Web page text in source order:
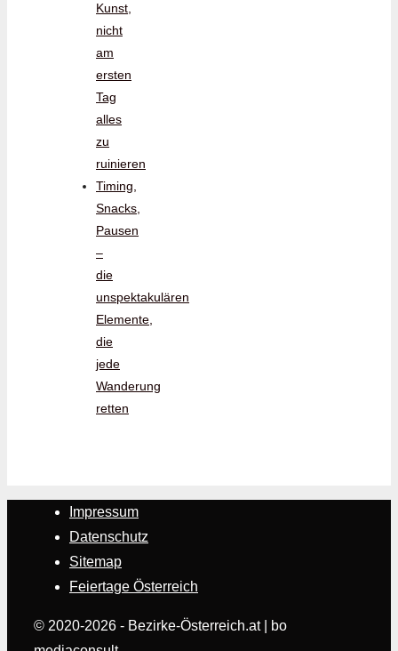
Kunst,
nicht
am
ersten
Tag
alles
zu
ruinieren
Timing,
Snacks,
Pausen
–
die
unspektakulären
Elemente,
die
jede
Wanderung
retten
Impressum
Datenschutz
Sitemap
Feiertage Österreich
© 2020-2026 - Bezirke-Österreich.at | bo